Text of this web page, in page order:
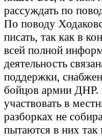
рассуждать по
По поводу
писать, так как в
всей полной
деятельность
поддержки,
бойцов армии ДНР.
участвовать в
разборках не
пытаются в них так